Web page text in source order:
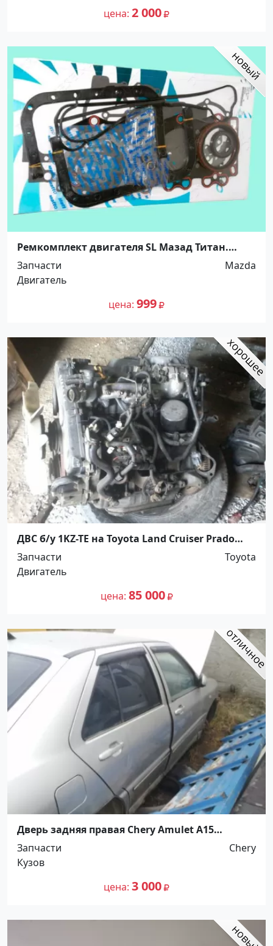
цена 2 000
Ремкомплект двигателя SL Мазад Титан.
Распродажа! Краснодар
Запчасти
Mazda
Двигатель
цена 999
ДВС б/у 1KZ-TE на Toyota Land Cruiser Prado
Краснодар
Запчасти
Toyota
Двигатель
цена 85 000
Дверь задняя правая Chery Amulet A15
Краснодар
Запчасти
Chery
Кузов
цена 3 000